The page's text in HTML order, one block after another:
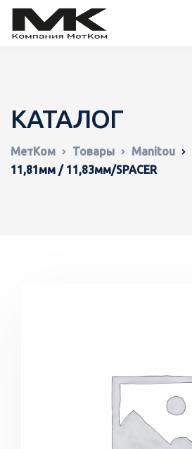
КАТАЛОГ
МетКом Товары Manitou
11,81мм / 11,83мм/SPACER